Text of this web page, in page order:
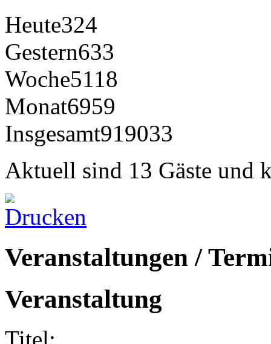
Heute324
Gestern633
Woche5118
Monat6959
Insgesamt919033
Aktuell sind 13 Gäste und
Veranstaltungen /
Veranstaltung